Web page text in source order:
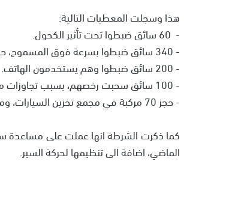
هذا وسجلت المعطيات التالية:
- 60 سائق ضبطوا تحت تأثير الكحول.
- 340 سائق ضبطوا بسرعة فوق المسموح، حيث حررت مخالفة لهم واستدعوا للمحكمة.
- 200 سائق ضبطوا وهم يستخدمون الهاتف.
- 100 سائق سحبت رخصهم، بسبب تجاوزات مرورية خطيرة، كما استدعوا للمحكمة.
- حجز 70 مركبة في مجمع تخزين السيارات، ومنعها من الحركة على الشارع لمدة 30 يومًا، بسبب مخالفات خطيرة لمالكيها.
كما ذكرت الشرطة انها عملت على مساعدة
الماضي، اضافة الى تنظيمها لحركة السير.